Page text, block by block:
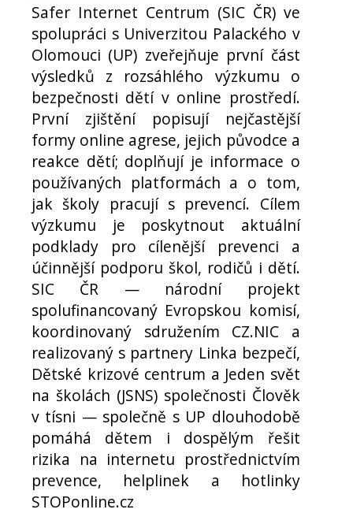
Safer Internet Centrum (SIC ČR) ve
spolupráci s Univerzitou Palackého v
Olomouci (UP) zveřejňuje první část
výsledků z rozsáhlého výzkumu o
bezpečnosti dětí v online prostředí.
První zjištění popisují nejčastější
formy online agrese, jejich původce a
reakce dětí; doplňují je informace o
používaných platformách a o tom,
jak školy pracují s prevencí. Cílem
výzkumu je poskytnout aktuální
podklady pro cílenější prevenci a
účinnější podporu škol, rodičů i dětí.
SIC ČR — národní projekt
spolufinancovaný Evropskou komisí,
koordinovaný sdružením CZ.NIC a
realizovaný s partnery Linka bezpečí,
Dětské krizové centrum a Jeden svět
na školách (JSNS) společnosti Člověk
v tísni — společně s UP dlouhodobě
pomáhá dětem i dospělým řešit
rizika na internetu prostřednictvím
prevence, helplinek a hotlinky
STOPonline.cz